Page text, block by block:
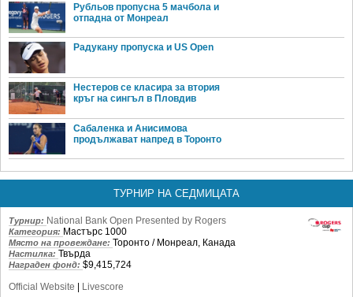
Рубльов пропусна 5 мачбола и
отпадна от Монреал
Радукану пропуска и US Open
Нестеров се класира за втория
кръг на сингъл в Пловдив
Сабаленка и Анисимова
продължават напред в Торонто
ТУРНИР НА СЕДМИЦАТА
Турнир: National Bank Open Presented by Rogers
Категория: Мастърс 1000
Място на провеждане: Торонто / Монреал, Канада
Настилка: Твърда
Награден фонд: $9,415,724
Official Website
Livescore